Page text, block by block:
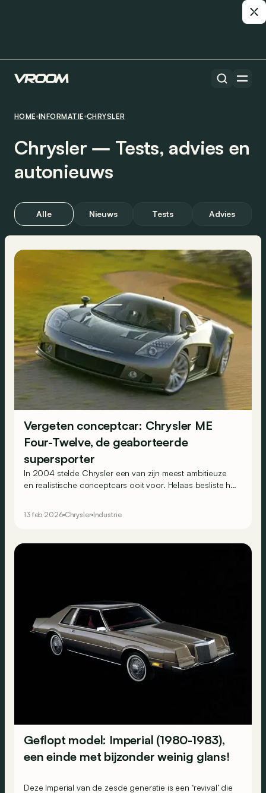
HOME INFORMATIE CHRYSLER
Chrysler ― Tests, advies en
autonieuws
Alle Nieuws Tests Advies
Vergeten conceptcar: Chrysler ME
Four-Twelve, de geaborteerde
supersporter
In 2004 stelde Chrysler een van zijn meest ambitieuze
en realistische conceptcars ooit voor. Helaas besliste het
13 feb 2026 Chrysler Industrie
Geflopt model: Imperial (1980-1983),
een einde met bijzonder weinig glans!
Deze Imperial van de zesde generatie is een ‘revival’ die